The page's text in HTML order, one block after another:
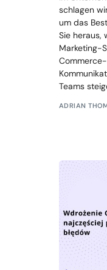
schlagen
um das
Sie heraus,
Marketing-
Teams
ADRIAN